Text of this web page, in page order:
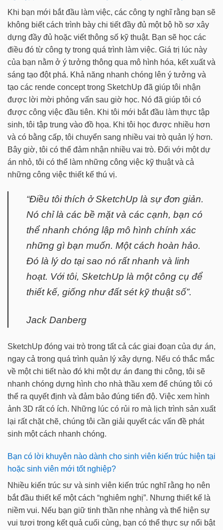
Khi bạn mới bắt đầu làm việc, các công ty nghĩ rằng bạn sẽ
không biết cách trình bày chi tiết đầy đủ một bộ hồ sơ xây
dựng đầy đủ hoặc viết thông số kỹ thuật. Bạn sẽ học các
điều đó từ công ty trong quá trình làm việc. Giá trị lúc này
của bạn nằm ở ý tưởng thông qua mô hình hóa, kết xuất và
sáng tạo đột phá. Khả năng nhanh chóng lên ý tưởng và
tạo các rende concept trong SketchUp đã giúp tôi nhận
được lời mời phỏng vấn sau giờ học. Nó đã giúp tôi có
được công việc đầu tiên. Khi tôi mới bắt đầu làm thực tập
sinh, tôi tập trung vào đồ họa. Khi tôi học được nhiều hơn
và có bằng cấp, tôi chuyển sang nhiều vai trò quản lý hơn.
Bây giờ, tôi có thể đảm nhận nhiều vai trò. Đối với một dự
án nhỏ, tôi có thể làm những công việc kỹ thuật và cả
những công việc thiết kế thú vị.
“Điều tôi thích ở SketchUp là sự đơn giản.
Nó chỉ là các bề mặt và các cạnh, bạn có
thể nhanh chóng lập mô hình chính xác
những gì bạn muốn. Một cách hoàn hảo.
Đó là lý do tại sao nó rất nhanh và linh
hoạt. Với tôi, SketchUp là một công cụ để
thiết kế, giống như đất sét kỹ thuật số”.
Jack Danberg
SketchUp đóng vai trò trong tất cả các giai đoạn của dự án,
ngay cả trong quá trình quản lý xây dựng. Nếu có thắc mắc
về một chi tiết nào đó khi một dự án đang thi công, tôi sẽ
nhanh chóng dựng hình cho nhà thầu xem để chúng tôi có
thể ra quyết định và đảm bảo đúng tiến độ. Việc xem hình
ảnh 3D rất có ích. Những lúc có rủi ro mà lịch trình sản xuất
lại rất chặt chẽ, chúng tôi cần giải quyết các vấn đề phát
sinh một cách nhanh chóng.
Bạn có lời khuyên nào dành cho sinh viên kiến trúc hiện tại
hoặc sinh viên mới tốt nghiệp?
Nhiều kiến trúc sư và sinh viên kiến trúc nghĩ rằng họ nên
bắt đầu thiết kế một cách “nghiêm nghị”. Nhưng thiết kế là
niềm vui. Nếu bạn giữ tinh thần nhẹ nhàng và thể hiện sự
vui tươi trong kết quả cuối cùng, bạn có thể thực sự nổi bật